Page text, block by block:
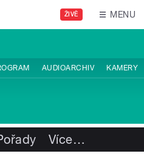
ŽIVĚ MENU
AUDIOARCHIV KAMERY
Více…